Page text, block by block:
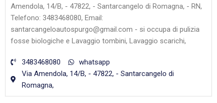
Amendola, 14/B, - 47822, - Santarcangelo di Romagna, - RN,
Telefono: 3483468080, Email:
santarcangeloautospurgo@gmail.com - si occupa di pulizia
fosse biologiche e Lavaggio tombini, Lavaggio scarichi,
3483468080
whatsapp
Via Amendola, 14/B, - 47822, - Santarcangelo di
Romagna,